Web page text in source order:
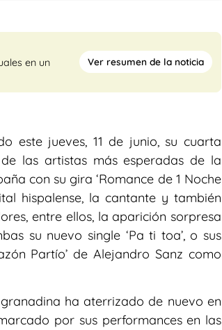
en un
Ver resumen de la noticia
este jueves, 11 de junio, su cuarta
las artistas más esperadas de la
con su gira ‘Romance de 1 Noche
hispalense, la cantante y también
entre ellos, la aparición sorpresa
su nuevo single ‘Pa ti toa’, o sus
Partío’ de Alejandro Sanz como
ha aterrizado de nuevo en
por sus performances en las